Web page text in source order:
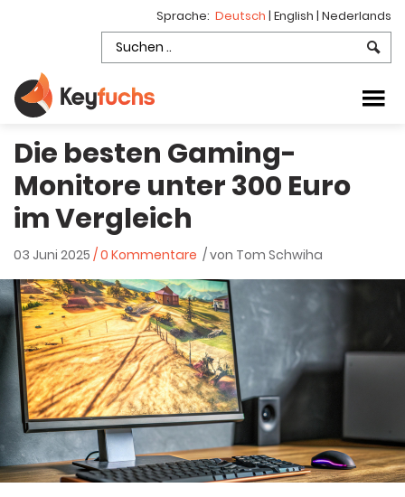
Sprache: Deutsch | English | Nederlands
Die besten Gaming-
Monitore unter 300 Euro
im Vergleich
03 Juni 2025 / 0 Kommentare / von Tom Schwiha